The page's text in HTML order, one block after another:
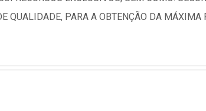
QUALIDADE, PARA A OBTENÇÃO DA MÁXIMA